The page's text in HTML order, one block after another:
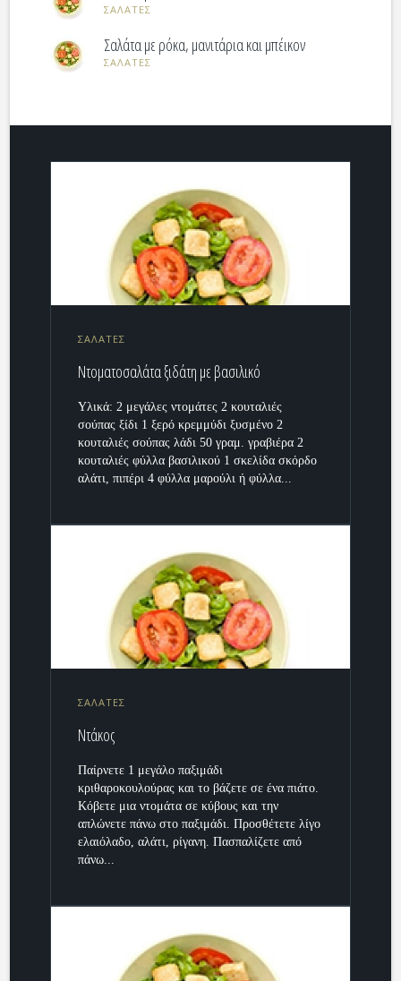
ΣΑΛΑΤΕΣ
Σαλάτα με ρόκα, μανιτάρια και μπέικον
ΣΑΛΑΤΕΣ
ΣΑΛΑΤΕΣ
Ντοματοσαλάτα ξιδάτη με βασιλικό
Υλικά: 2 μεγάλες ντομάτες 2 κουταλιές
σούπας ξίδι 1 ξερό κρεμμύδι ξυσμένο 2
κουταλιές σούπας λάδι 50 γραμ. γραβιέρα 2
κουταλιές φύλλα βασιλικού 1 σκελίδα σκόρδο
αλάτι, πιπέρι 4 φύλλα μαρούλι ή φύλλα...
ΣΑΛΑΤΕΣ
Ντάκος
Παίρνετε 1 μεγάλο παξιμάδι
κριθαροκουλούρας και το βάζετε σε ένα πιάτο.
Κόβετε μια ντομάτα σε κύβους και την
απλώνετε πάνω στο παξιμάδι. Προσθέτετε λίγο
ελαιόλαδο, αλάτι, ρίγανη. Πασπαλίζετε από
πάνω...